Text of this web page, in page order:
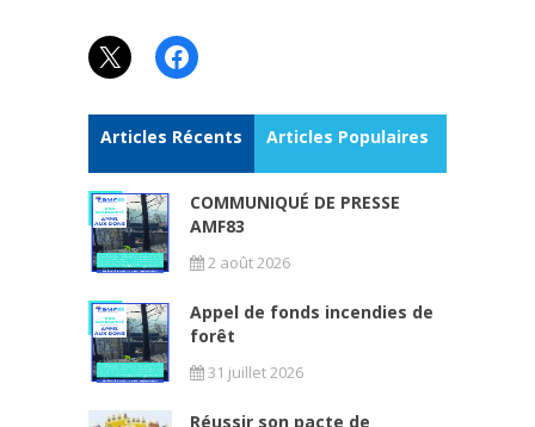
X Facebook
Articles Récents Articles Populaires
COMMUNIQUÉ DE PRESSE
AMF83
2 août 2026
Appel de fonds incendies de
forêt
31 juillet 2026
Réussir son pacte de